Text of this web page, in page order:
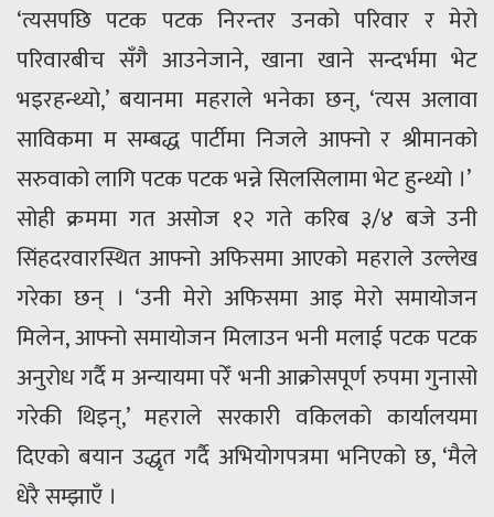
‘त्यसपछि पटक पटक निरन्तर उनको परिवार र मेरो
परिवारबीच सँगै आउनेजाने, खाना खाने सन्दर्भमा भेट
भइरहन्थ्यो,’ बयानमा महराले भनेका छन्, ‘त्यस अलावा
साविकमा म सम्बद्ध पार्टीमा निजले आफ्नो र श्रीमानको
सरुवाको लागि पटक पटक भन्ने सिलसिलामा भेट हुन्थ्यो ।’
सोही क्रममा गत असोज १२ गते करिब ३/४ बजे उनी
सिंहदरवारस्थित आफ्नो अफिसमा आएको महराले उल्लेख
गरेका छन् । ‘उनी मेरो अफिसमा आइ मेरो समायोजन
मिलेन, आफ्नो समायोजन मिलाउन भनी मलाई पटक पटक
अनुरोध गर्दै म अन्यायमा परेँ भनी आक्रोसपूर्ण रुपमा गुनासो
गरेकी थिइन्,’ महराले सरकारी वकिलको कार्यालयमा
दिएको बयान उद्धृत गर्दै अभियोगपत्रमा भनिएको छ, ‘मैले
धेरै सम्झाएँ ।